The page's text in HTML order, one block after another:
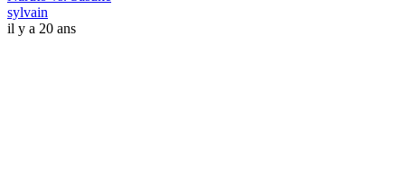
sylvain
il y a 20 ans